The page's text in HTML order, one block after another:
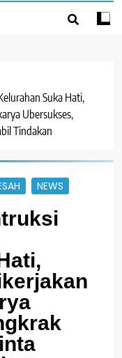
Suka Hati,
Ubersukses,
Tindakan
NEWS